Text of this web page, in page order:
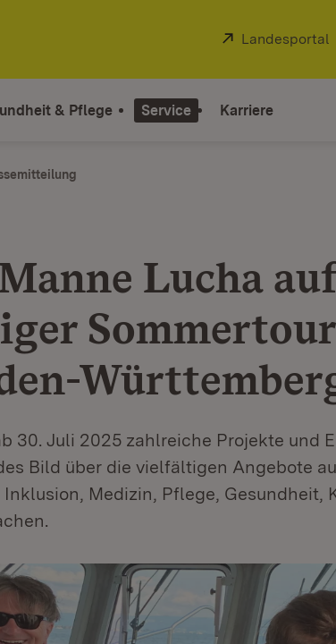
Extern:
Landesportal
& Pflege Service Karriere
Lucha auf
Sommertour
30. Juli 2025 zahlreiche Projekte und
Bild über die vielfältigen Angebote
Medizin, Pflege, Gesundheit,